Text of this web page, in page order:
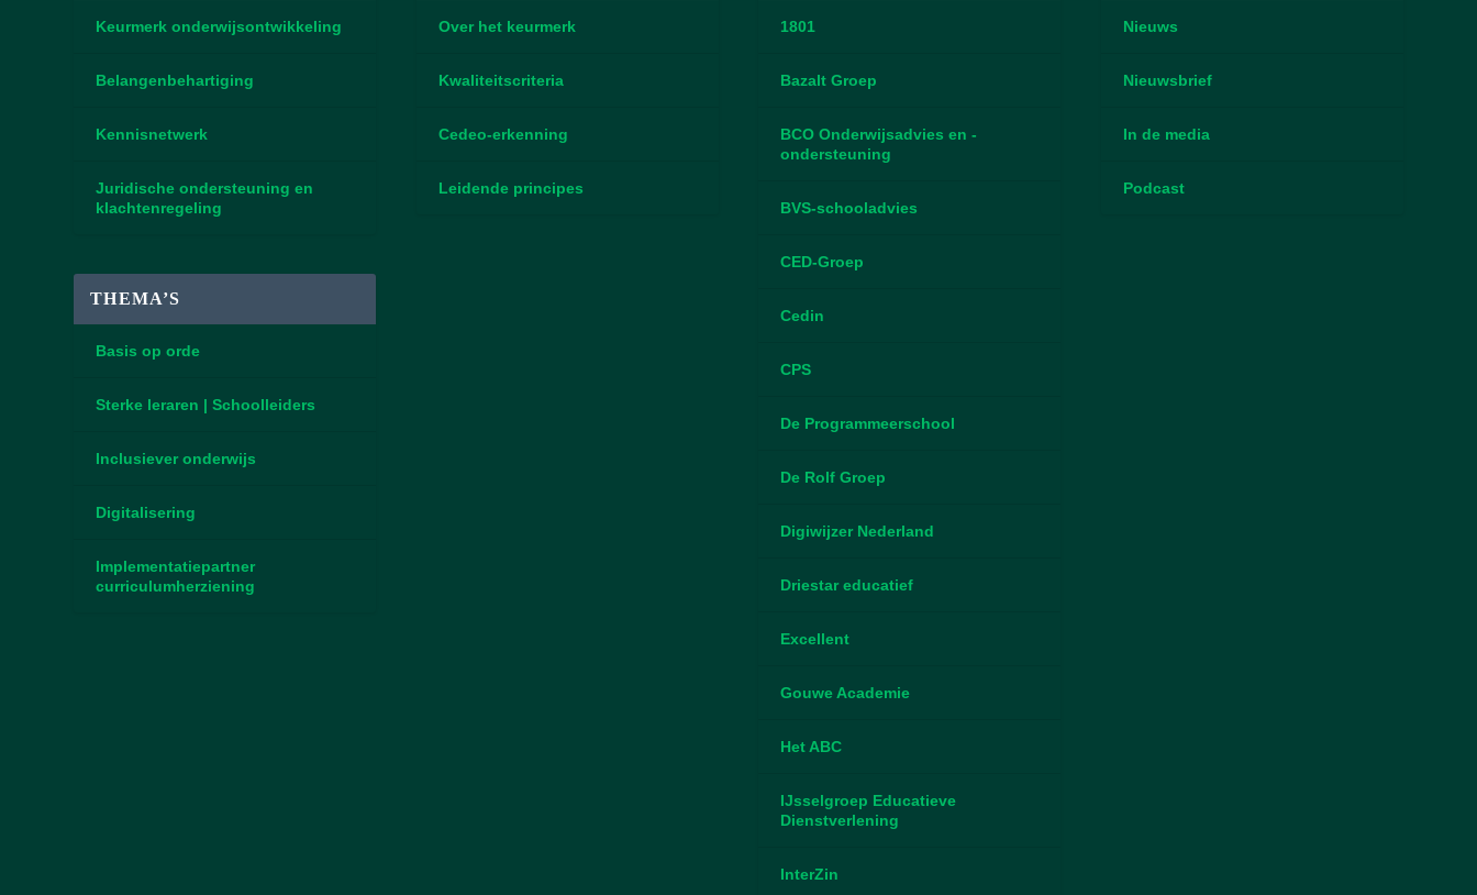
Keurmerk onderwijsontwikkeling
Belangenbehartiging
Kennisnetwerk
Juridische ondersteuning en
klachtenregeling
THEMA’S
Basis op orde
Sterke leraren | Schoolleiders
Inclusiever onderwijs
Digitalisering
Implementatiepartner
curriculumherziening
Over het keurmerk
Kwaliteitscriteria
Cedeo-erkenning
Leidende principes
1801
Bazalt Groep
BCO Onderwijsadvies en -
ondersteuning
BVS-schooladvies
CED-Groep
Cedin
CPS
De Programmeerschool
De Rolf Groep
Digiwijzer Nederland
Driestar educatief
Excellent
Gouwe Academie
Het ABC
IJsselgroep Educatieve
Dienstverlening
InterZin
Nieuws
Nieuwsbrief
In de media
Podcast